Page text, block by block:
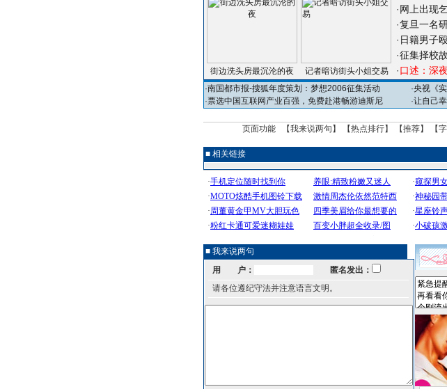
街边洗头房最沉沦的夜 记者暗访街头小姐交易
·网上出现
·复旦一名
· 日籍男子
·征集择校
·口述：深
·南国都市报-搜狐年度策划：梦想2006征集活动 ·央视《
·票选中国互联网产业百强，免费赴港畅游迪斯尼 ·让自己
页面功能 【我来说两句 】 【热点排行】 【推荐】 【
■ 相关链接
■ 我来说两句
用 户：
匿名发出：
请各位遵纪守法并注意语言文明。